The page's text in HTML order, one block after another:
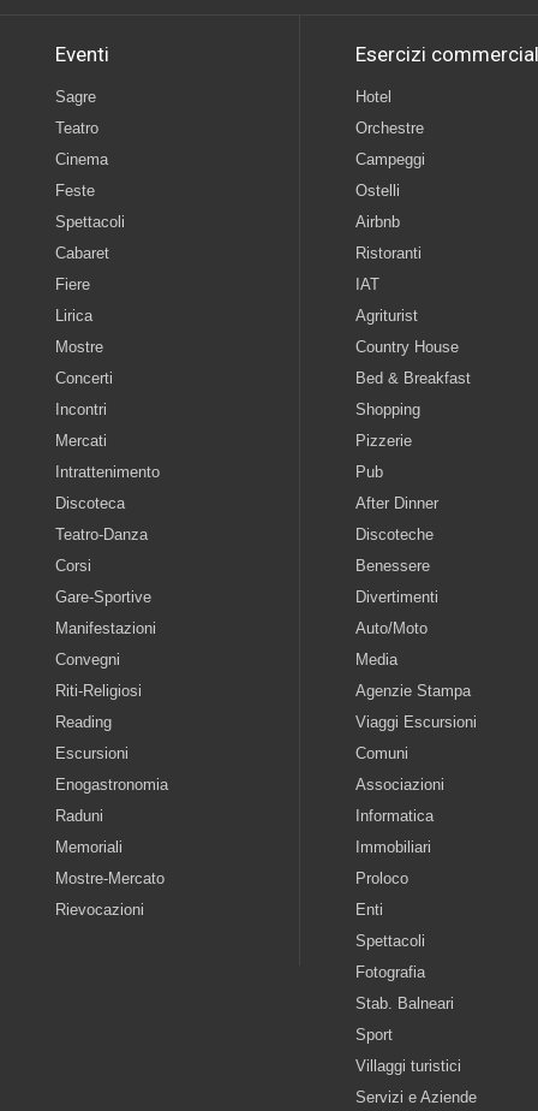
Eventi
Sagre
Teatro
Cinema
Feste
Spettacoli
Cabaret
Fiere
Lirica
Mostre
Concerti
Incontri
Mercati
Intrattenimento
Discoteca
Teatro-Danza
Corsi
Gare-Sportive
Manifestazioni
Convegni
Riti-Religiosi
Reading
Escursioni
Enogastronomia
Raduni
Memoriali
Mostre-Mercato
Rievocazioni
Esercizi
Hotel
Orchestre
Campeggi
Ostelli
Airbnb
Ristoranti
IAT
Agriturist
Country House
Bed & Breakfast
Shopping
Pizzerie
Pub
After Dinner
Discoteche
Benessere
Divertimenti
Auto/Moto
Media
Agenzie Stampa
Viaggi Escursioni
Comuni
Associazioni
Informatica
Immobiliari
Proloco
Enti
Spettacoli
Fotografia
Stab. Balneari
Sport
Villaggi turistici
Servizi e Aziende